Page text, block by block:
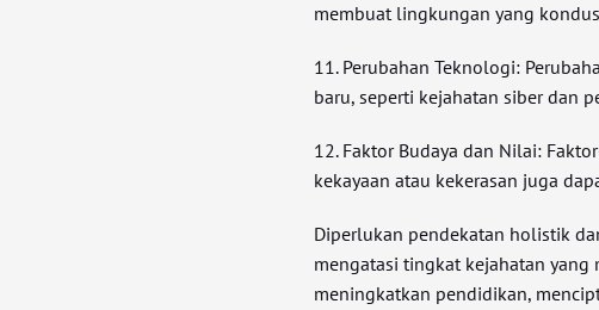
membuat lingkungan yang
11. Perubahan Teknologi:
baru, seperti kejahatan siber dan
12. Faktor Budaya dan Nilai:
kekayaan atau kekerasan juga
Diperlukan pendekatan holistik
mengatasi tingkat kejahatan yang
meningkatkan pendidikan,